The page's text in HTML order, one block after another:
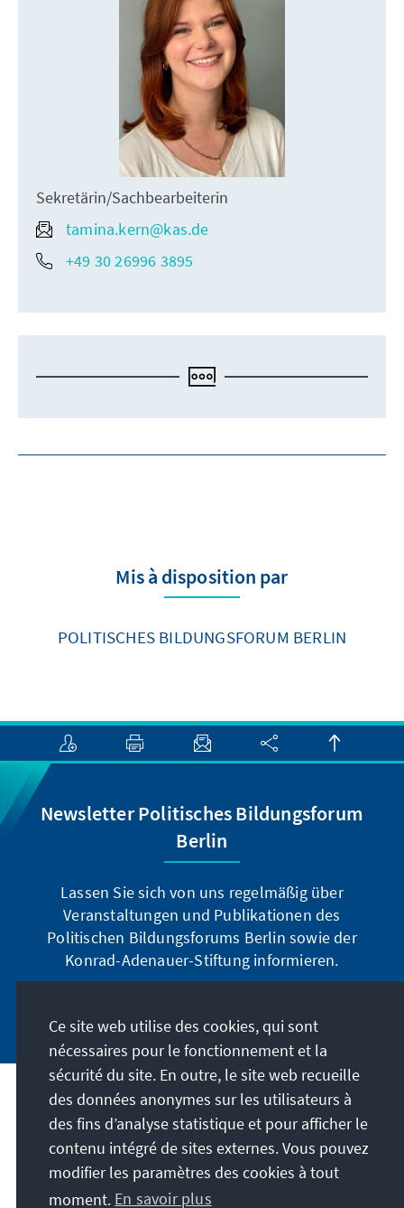
Sekretärin/Sachbearbeiterin
tamina.kern@kas.de
+49 30 26996 3895
Mis à disposition par
POLITISCHES BILDUNGSFORUM BERLIN
Newsletter Politisches Bildungsforum
Berlin
Lassen Sie sich von uns regelmäßig über
Veranstaltungen und Publikationen des
Politischen Bildungsforums Berlin sowie der
Konrad-Adenauer-Stiftung informieren.
Adresse
Contact
Ce site web utilise des cookies, qui sont
nécessaires pour le fonctionnement et la
sécurité du site. En outre, le site web recueille
des données anonymes sur les utilisateurs à
des fins d’analyse statistique et pour afficher le
contenu intégré de sites externes. Vous pouvez
modifier les paramètres des cookies à tout
moment. En savoir plus